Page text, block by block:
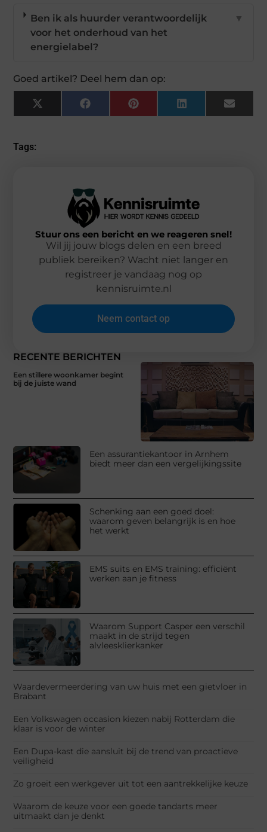
Ben ik als huurder verantwoordelijk
voor het onderhoud van het
energielabel?
▼
Goed artikel? Deel hem dan op:
X
(Twitter)
FacebookPinterestLinkedIn Email
Tags:
RECENTE BERICHTEN
Een stillere woonkamer begint
bij de juiste wand
Een assurantiekantoor in Arnhem
biedt meer dan een vergelijkingssite
Schenking aan een goed doel:
waarom geven belangrijk is en hoe
het werkt
EMS suits en EMS training: efficiënt
werken aan je fitness
Waarom Support Casper een verschil
maakt in de strijd tegen
alvleesklierkanker
Waardevermeerdering van uw huis met een gietvloer in
Brabant
Een Volkswagen occasion kiezen nabij Rotterdam die
klaar is voor de winter
Een Dupa-kast die aansluit bij de trend van proactieve
veiligheid
Zo groeit een werkgever uit tot een aantrekkelijke keuze
Waarom de keuze voor een goede tandarts meer
uitmaakt dan je denkt
Stuur ons een bericht en we reageren snel!
Wil jij jouw blogs delen en een breed
publiek bereiken? Wacht niet langer en
registreer je vandaag nog op
kennisruimte.nl
Neem contact op